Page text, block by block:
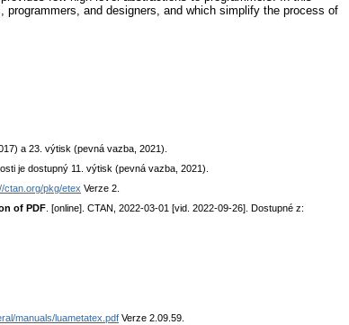
and designers, and which simplify the process of
a 23. výtisk (pevná vazba, 2021).
je dostupný 11. výtisk (pevná vazba, 2021).
ctan.org/pkg/etex Verze 2.
of PDF . [online]. CTAN, 2022-03-01 [vid. 2022-09-26]. Dostupné z:
manuals/luametatex.pdf Verze 2.09.59.